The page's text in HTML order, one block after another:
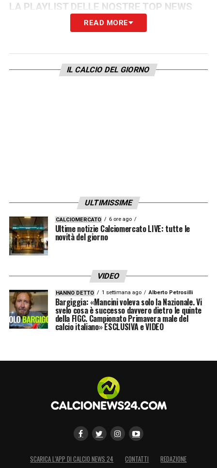
LA PLAYLIST DELLE NOSTRE TOP NEWS
READ MORE
IL CALCIO DEL GIORNO
ULTIMISSIME
CALCIOMERCATO 6 ore ago
Ultime notizie Calciomercato LIVE: tutte le
novità del giorno
VIDEO
HANNO DETTO 1 settimana ago Alberto Petrosilli
Bargiggia: «Mancini voleva solo la Nazionale. Vi
svelo cosa è successo davvero dietro le quinte
della FIGC. Campionato Primavera male del
calcio italiano» ESCLUSIVA e VIDEO
SCARICA L’APP DI CALCIO NEWS 24 CONTATTI
REDAZIONE